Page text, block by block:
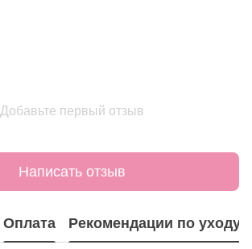
Добавьте первый отзыв
Написать отзыв
Оплата Рекомендации по уходу